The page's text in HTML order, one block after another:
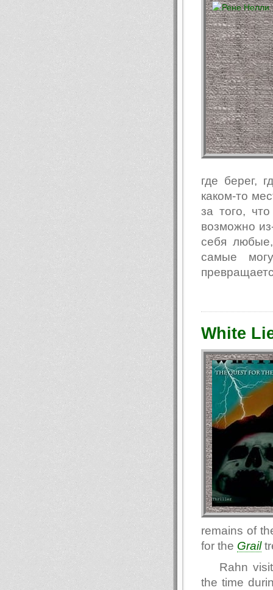
где берег,
каком-то
за того,
возможно
себя
самые
White
remains of
for the Grail
Rahn
the time